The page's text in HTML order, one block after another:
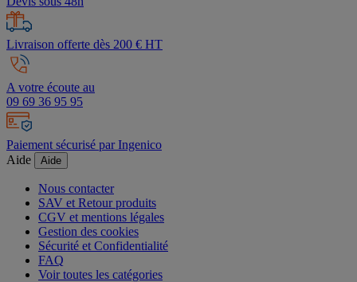
Livraison offerte dès 200 € HT
A votre écoute au
09 69 36 95 95
Paiement sécurisé par Ingenico
Aide
Aide
Nous contacter
SAV et Retour produits
CGV et mentions légales
Gestion des cookies
Sécurité et Confidentialité
FAQ
Voir toutes les catégories